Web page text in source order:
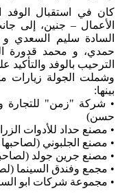
كان في استقبال
الأعمال – جنين، إلى
السادة سليم السعدي و
حمدي، و محمد قدورة
الترحيب بالوفد والتأكيد
وشملت الجولة زيارات
بينها:
• شركة "زمن" للتجارة
حسن)
• مصنع حداد للأدوات
• مصنع الجلبوني
• مصنع جرين جولد
• مجمع وفندق السينما
• مجموعة شركات ابو